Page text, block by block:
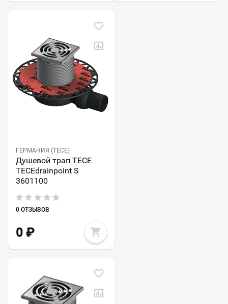
ГЕРМАНИЯ (TECE)
Душевой трап TECE
TECEdrainpoint S
3601100
0 ОТЗЫВОВ
0 ₽